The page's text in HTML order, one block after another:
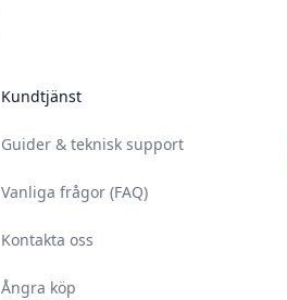
Kundtjänst
Guider & teknisk support
Vanliga frågor (FAQ)
Kontakta oss
Ångra köp